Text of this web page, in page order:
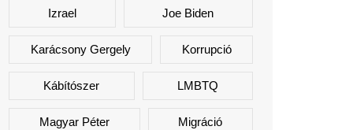
Izrael Joe Biden
Karácsony Gergely Korrupció
Kábítószer LMBTQ
Magyar Péter Migráció